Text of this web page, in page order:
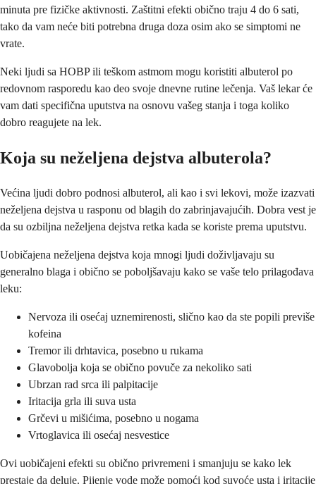
minuta pre fizičke aktivnosti. Zaštitni efekti obično traju 4 do 6 sati,
tako da vam neće biti potrebna druga doza osim ako se simptomi ne
vrate.
Neki ljudi sa HOBP ili teškom astmom mogu koristiti albuterol po
redovnom rasporedu kao deo svoje dnevne rutine lečenja. Vaš lekar će
vam dati specifična uputstva na osnovu vašeg stanja i toga koliko
dobro reagujete na lek.
Koja su neželjena dejstva albuterola?
Većina ljudi dobro podnosi albuterol, ali kao i svi lekovi, može izazvati
neželjena dejstva u rasponu od blagih do zabrinjavajućih. Dobra vest je
da su ozbiljna neželjena dejstva retka kada se koriste prema uputstvu.
Uobičajena neželjena dejstva koja mnogi ljudi doživljavaju su
generalno blaga i obično se poboljšavaju kako se vaše telo prilagođava
leku:
Nervoza ili osećaj uznemirenosti, slično kao da ste popili previše
kofeina
Tremor ili drhtavica, posebno u rukama
Glavobolja koja se obično povuče za nekoliko sati
Ubrzan rad srca ili palpitacije
Iritacija grla ili suva usta
Grčevi u mišićima, posebno u nogama
Vrtoglavica ili osećaj nesvestice
Ovi uobičajeni efekti su obično privremeni i smanjuju se kako lek
prestaje da deluje. Pijenje vode može pomoći kod suvoće usta i iritacije